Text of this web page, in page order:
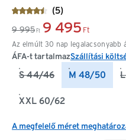
(5)
9 995 Ft 9 495 Ft
Az elmúlt 30 nap legalacsonyabb
ÁFA-t tartalmazSzállítási
S 44/46 M 48/50
XXL 60/62
A megfelelő méret